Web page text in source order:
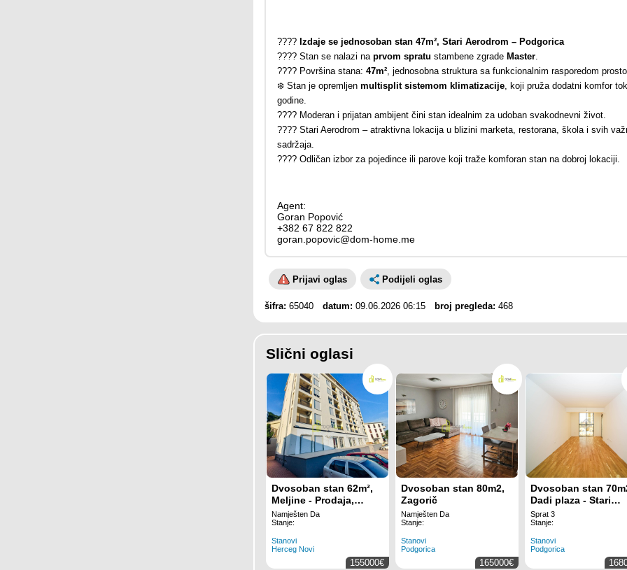
???? Izdaje se jednosoban stan 47m², Stari Aerodrom – Podgorica
???? Stan se nalazi na prvom spratu stambene zgrade Master.
???? Površina stana: 47m², jednosobna struktura sa funkcionalnim rasporedom
❄️ Stan je opremljen multisplit sistemom klimatizacije, koji pruža dodatni komfor
godine.
????️ Moderan i prijatan ambijent čini stan idealnim za udoban svakodnevni život.
???? Stari Aerodrom – atraktivna lokacija u blizini marketa, restorana, škola i svih
sadržaja.
???? Odličan izbor za pojedince ili parove koji traže komforan stan na dobroj lokaciji.
Agent:
Goran Popović
+382 67 822 822
goran.popovic@dom-home.me
Prijavi oglas Podijeli oglas
šifra: 65040 datum: 09.06.2026 06:15 broj pregleda: 468
Slični oglasi
Dvosoban stan 62m²,
Meljine - Prodaja,
Namješten,
Klimatizovan
Namješten Da
Stanje:
Stanovi
Herceg Novi
155000€
Dvosoban stan 80m2,
Zagorič
Namješten Da
Stanje:
Stanovi
Podgorica
165000€
Dvosoban stan
Dadi plaza - Stari
Aerodrom
Sprat 3
Stanje:
Stanovi
Podgorica